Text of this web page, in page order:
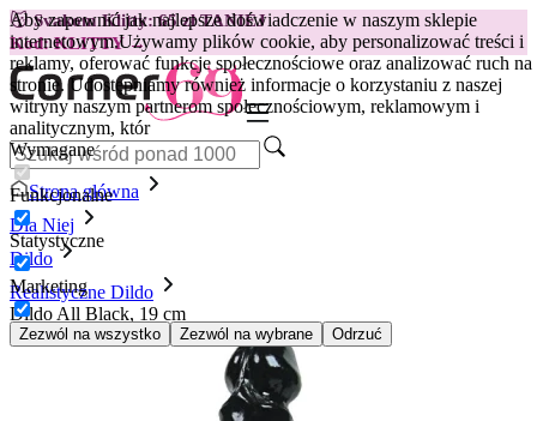
Aby zapewnić jak najlepsze doświadczenie w naszym sklepie
internetowym.Używamy plików cookie, aby personalizować treści i
reklamy, oferować funkcje społecznościowe oraz analizować ruch na
stronie. Udostępniamy również informacje o korzystaniu z naszej
witryny naszym partnerom społecznościowym, reklamowym i
analitycznym, któr
Wymagane
Funkcjonalne
Statystyczne
Marketing
Zezwól na wszystko Zezwól na wybrane Odrzuć
😽Svakom Klitty: 65 zł TANIEJ
Kod: KLITTY →
Strona główna
Dla Niej
Dildo
Realistyczne Dildo
Dildo All Black, 19 cm